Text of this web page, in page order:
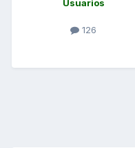
Usuarios
126